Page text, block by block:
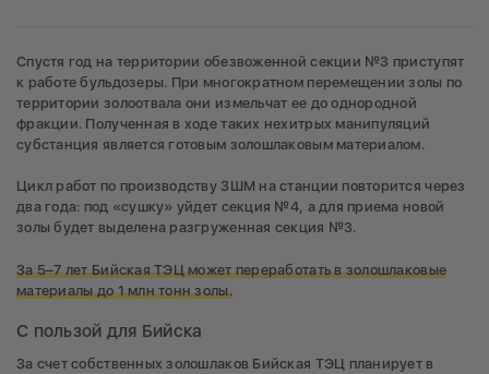
Спустя год на территории обезвоженной секции №3 приступят
к работе бульдозеры. При многократном перемещении золы по
территории золоотвала они измельчат ее до однородной
фракции. Полученная в ходе таких нехитрых манипуляций
субстанция является готовым золошлаковым материалом.
Цикл работ по производству ЗШМ на станции повторится через
два года: под «сушку» уйдет секция №4, а для приема новой
золы будет выделена разгруженная секция №3.
За 5–7 лет Бийская ТЭЦ может переработать в золошлаковые
материалы до 1 млн тонн золы.
С пользой для Бийска
За счет собственных золошлаков Бийская ТЭЦ планирует в